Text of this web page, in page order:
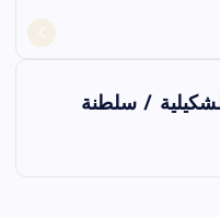
/ سلطنة